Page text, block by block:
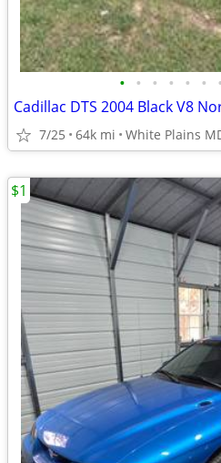
• • • • • • •
Cadillac DTS 2004 Black V8
7/25 64k mi White Plains
$1